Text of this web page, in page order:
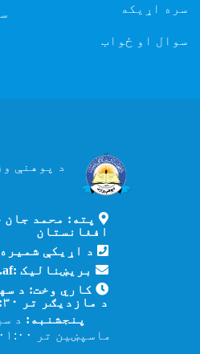
سره اړیکه
سوال او ځواب
د پوهنې
پته: محمد
افغانستان
د اړیکې شمیره:
بریښنالیک :info@moe.gov.af
د مازدیګر تر ۰۳:۳۰ بجو پورې
پنجشنبه:
ماسپښین تر ۰۱:۰۰ بجې پورې